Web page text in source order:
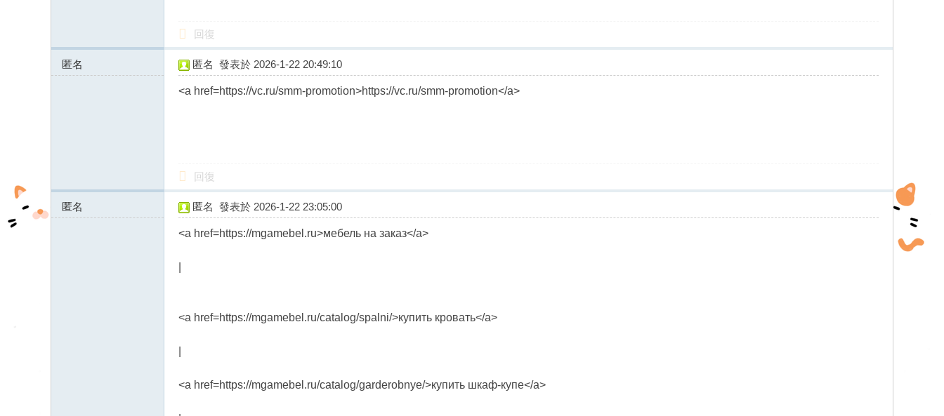
Gl
回復
匿名
46.243.173.x:11692
匿名 發表於 2026-1-22 20:49:10
<a href=https://vc.ru/smm-promotion>https://vc.ru/smm-promotion</a>
回復
匿名
46.243.173.x:12148
匿名 發表於 2026-1-22 23:05:00
<a href=https://mgamebel.ru>мебель на заказ</a>
<a href=https://mgamebel.ru/catalog/spalni/>купить кровать</a>
<a href=https://mgamebel.ru/catalog/garderobnye/>купить шкаф-купе</a>